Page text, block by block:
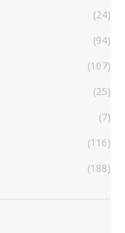
(24)
(94)
(107)
(25)
(7)
(116)
(188)